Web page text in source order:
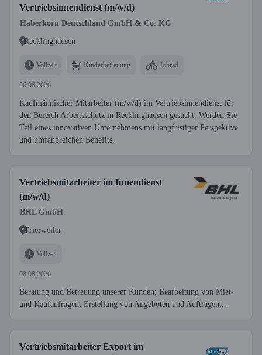
Vertriebsinnendienst (m/w/d)
Haberkorn Deutschland GmbH & Co. KG
Recklinghausen
Vollzeit Kinderbetreuung Jobrad
06.08.2026
Kaufmännischer Mitarbeiter (m/w/d) im Vertriebsinnendienst für
den Bereich Arbeitsschutz in Recklinghausen gesucht. Werden Sie
Teil eines innovativen Unternehmens mit langfristiger Perspektive
und umfangreichen Benefits.
Vertriebsmitarbeiter im Innendienst
(m/w/d)
BHL GmbH
Trierweiler
Vollzeit
08.08.2026
Beratung und Betreuung unserer Kunden; Bearbeitung von Miet-
und Kaufanfragen; Erstellung von Angeboten und Aufträgen;...
Vertriebsmitarbeiter Export im